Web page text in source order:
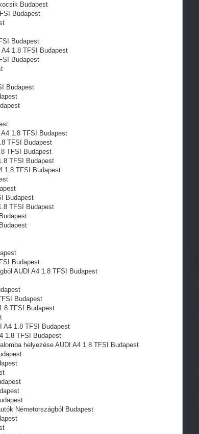
Budapest
Budapest
Budapest
1.8 TFSI Budapest
Budapest
Budapest
1.8 TFSI Budapest
TFSI Budapest
TFSI Budapest
TFSI Budapest
1.8 TFSI Budapest
Budapest
TFSI Budapest
Budapest
AUDI A4 1.8 TFSI Budapest
Budapest
TFSI Budapest
A4 1.8 TFSI Budapest
1.8 TFSI Budapest
helyezése AUDI A4 1.8 TFSI Budapest
Németországból Budapest